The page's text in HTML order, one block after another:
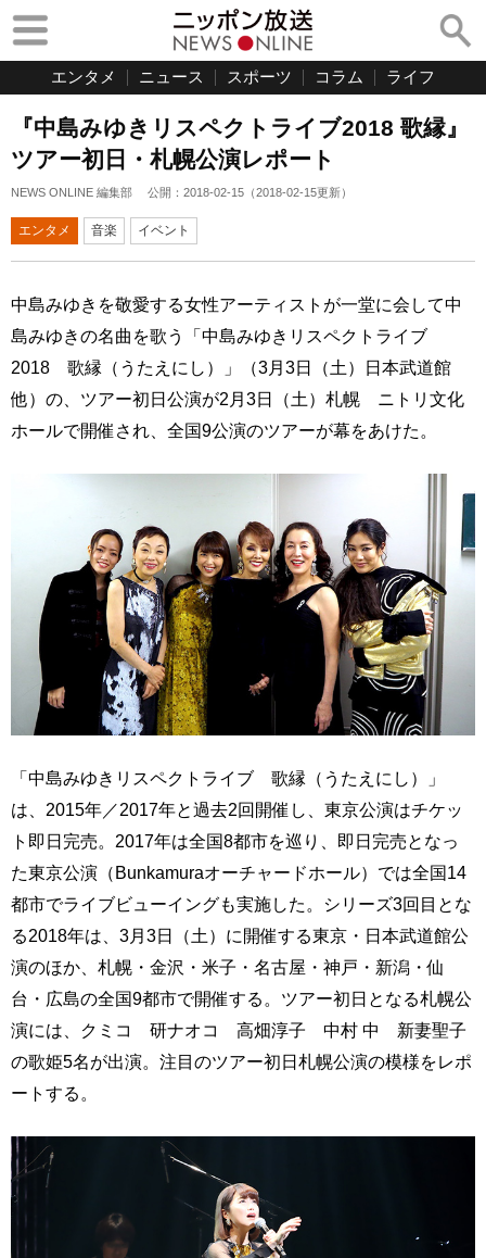
エンタメ ニュース スポーツ コラム ライフ
『中島みゆきリスペクトライブ2018 歌縁』
ツアー初日・札幌公演レポート
NEWS ONLINE 編集部 公開： 2018-02-15 （2018-02-15更新）
エンタメ 音楽 イベント
中島みゆきを敬愛する女性アーティストが一堂に会して中
島みゆきの名曲を歌う「中島みゆきリスペクトライブ
2018 歌縁（うたえにし）」（3月3日（土）日本武道館
他）の、ツアー初日公演が2月3日（土）札幌 ニトリ文化
ホールで開催され、全国9公演のツアーが幕をあけた。
「中島みゆきリスペクトライブ 歌縁（うたえにし）」
は、2015年／2017年と過去2回開催し、東京公演はチケッ
ト即日完売。2017年は全国8都市を巡り、即日完売となっ
た東京公演（Bunkamuraオーチャードホール）では全国14
都市でライブビューイングも実施した。シリーズ3回目とな
る2018年は、3月3日（土）に開催する東京・日本武道館公
演のほか、札幌・金沢・米子・名古屋・神戸・新潟・仙
台・広島の全国9都市で開催する。ツアー初日となる札幌公
演には、クミコ 研ナオコ 高畑淳子 中村 中 新妻聖子
の歌姫5名が出演。注目のツアー初日札幌公演の模様をレポ
ートする。